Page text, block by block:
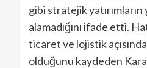
gibi stratejik
alamadığını ifade etti.
ticaret ve lojistik
olduğunu kaydeden Kara,